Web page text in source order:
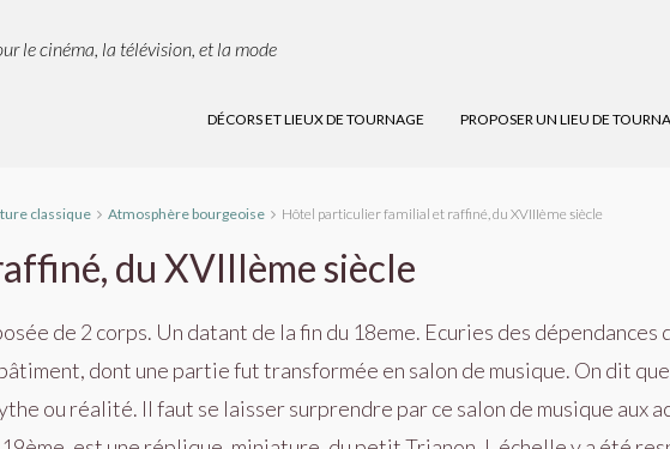
le cinéma, la télévision, et la mode
DÉCORS ET LIEUX DE TOURNAGE PROPOSER UN LIEU DE
classique Atmosphère bourgeoise Hôtel particulier familial et raffiné, du XVIIIème siècle
du XVIIIème siècle
de 2 corps. Un datant de la fin du 18eme. Ecuries des dépendances
dont une partie fut transformée en salon de musique. On dit que
ou réalité. Il faut se laisser surprendre par ce salon de musique aux